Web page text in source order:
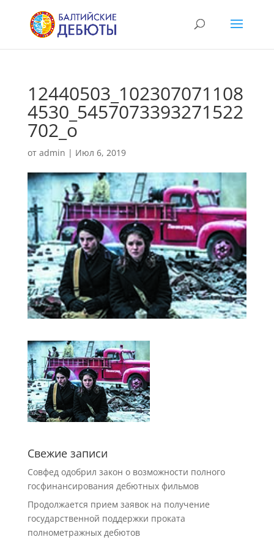
12440503_102307071108
4530_5457073393271522
702_o
от admin | Июл 6, 2019
Свежие записи
Совфед одобрил закон о возможности полного
госфинансирования дебютных фильмов
Продолжается прием заявок на получение
государственной поддержки проката
полнометражных дебютов